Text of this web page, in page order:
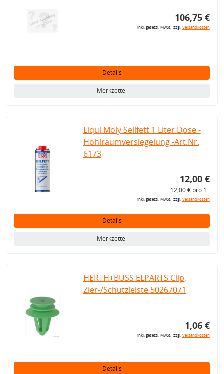
106,75 €
inkl. gesetzl. MwSt., zzgl.Versandkosten
Details
Merkzettel
Liqui Moly Seilfett 1 Liter Dose -
Hohlraumversiegelung -Art.Nr.
6173
12,00 €
12,00 € pro 1 l
inkl. gesetzl. MwSt., zzgl.Versandkosten
Details
Merkzettel
HERTH+BUSS ELPARTS Clip,
Zier-/Schutzleiste 50267071
1,06 €
inkl. gesetzl. MwSt., zzgl.Versandkosten
Details